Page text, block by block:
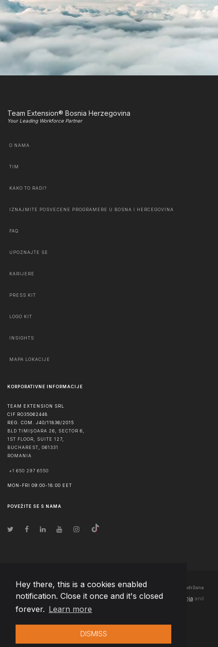
Hey there, this is a cookies enabled
notification. Close it once and it's closed
forever. Learn more
DISMISS
Team Extension® Bosnia Herzegovina
Your Leading Workforce Partner
O NAMA
TIM
KAKO TO RADI?
IZNAJMITE POSVEĆENE PROGRAMERE U BOSNA I HERCEGOVINA
FAQ
UPOZNAJTE SE
KARIJERE
PRESS KIT
LOGO KIT
INSIGHTS
MAPA LOKACIJE
KORPORATIVNE INFORMACIJE
TEAM EXTENSION SRL
CIF RO35062448
REG. COM. J40/11836/2015
BLD TIMIȘOARA 26, SECTOR 6,
1ST FLOOR, SUITE 127,
BUCHAREST
061331
ROMANIA
+1 650 297 6550
MON-FRI 09:00-18:00 EET
POVEŽITE SE S NAMA
© Autorska prava 2026 Team Extension Bosnia Herzegovina - Sva prava zadržana
Changelog● Korišćenjem ove stranice slažete se sa našimPravila korištenja and
Politika privatnosti